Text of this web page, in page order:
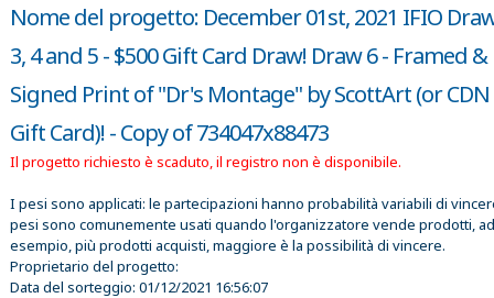
Nome del progetto: December 01st, 2021 IFIO
3, 4 and 5 - $500 Gift Card Draw! Draw 6 - Framed &
Signed Print of "Dr's Montage" by ScottArt (or CDN
Gift Card)! - Copy of 734047x88473
Il progetto richiesto è scaduto, il registro non è disponibile.
I pesi sono applicati: le partecipazioni hanno probabilità variabili di
pesi sono comunemente usati quando l'organizzatore vende prodotti, ad
esempio, più prodotti acquisti, maggiore è la possibilità di vincere.
Proprietario del progetto:
Data del sorteggio: 01/12/2021 16:56:07